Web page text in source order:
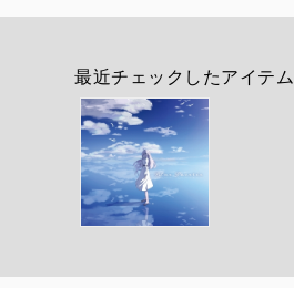
最近チェックしたアイテム